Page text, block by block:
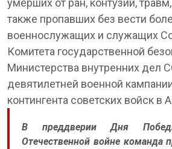
умерших от ран, контузий,
также пропавших без вести
военнослужащих и служащих
Комитета государственной
Министерства внутренних дел
девятилетней военной
контингента советских войск в
В преддверии Дня
Отечественной войне команда